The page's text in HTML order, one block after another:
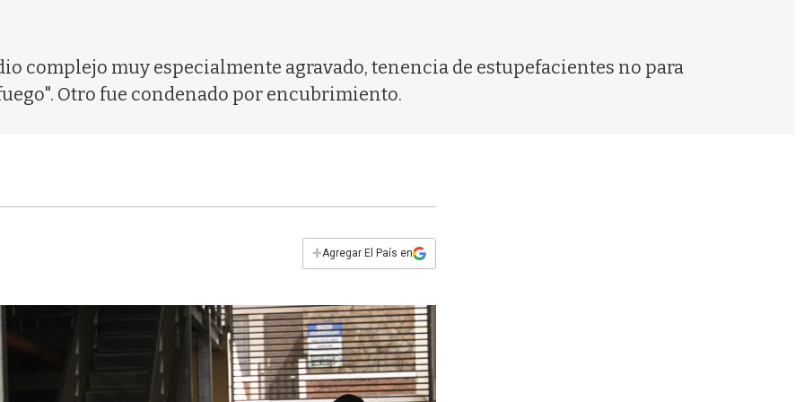
complejo muy especialmente agravado, tenencia de estupefacientes no para
Otro fue condenado por encubrimiento.
+Agregar El País en